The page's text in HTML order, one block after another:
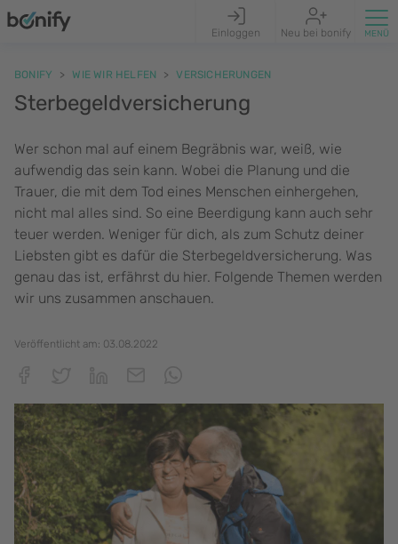
Einloggen Neu bei bonify
BONIFY WIE WIR HELFEN VERSICHERUNGEN
Sterbegeldversicherung
Wer schon mal auf einem Begräbnis war, weiß, wie
aufwendig das sein kann. Wobei die Planung und die
Trauer, die mit dem Tod eines Menschen einhergehen,
nicht mal alles sind. So eine Beerdigung kann auch sehr
teuer werden. Weniger für dich, als zum Schutz deiner
Liebsten gibt es dafür die Sterbegeldversicherung. Was
genau das ist, erfährst du hier. Folgende Themen werden
wir uns zusammen anschauen.
Veröffentlicht am: 03.08.2022